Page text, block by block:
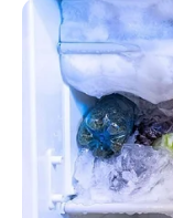
Dois presidentes,
Marivalda Santos
convocatória com
PEC 14 na CCJ do
votação final já no